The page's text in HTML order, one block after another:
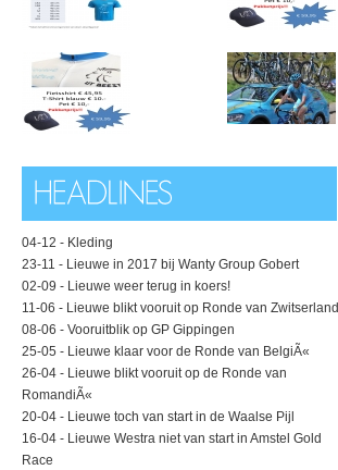
04-12 - Kleding
23-11 - Lieuwe in 2017 bij Wanty Group Gobert
02-09 - Lieuwe weer terug in koers!
11-06 - Lieuwe blikt vooruit op Ronde van Zwitserland
08-06 - Vooruitblik op GP Gippingen
25-05 - Lieuwe klaar voor de Ronde van BelgiÃ«
26-04 - Lieuwe blikt vooruit op de Ronde van
RomandiÃ«
20-04 - Lieuwe toch van start in de Waalse Pijl
16-04 - Lieuwe Westra niet van start in Amstel Gold
Race